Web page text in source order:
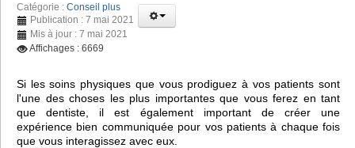
Catégorie : Conseil plus
Publication : 7 mai 2021
Mis à jour : 7 mai 2021
Affichages : 6669
Si les soins physiques que vous prodiguez à vos patients sont
l'une des choses les plus importantes que vous ferez en tant
que dentiste, il est également important de créer une
expérience bien communiquée pour vos patients à chaque fois
que vous interagissez avec eux.